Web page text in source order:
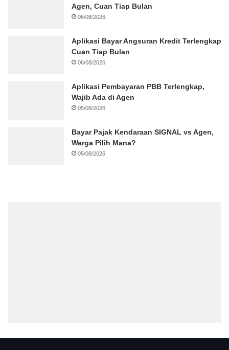
Agen, Cuan Tiap Bulan
06/08/2026
Aplikasi Bayar Angsuran Kredit Terlengkap
Cuan Tiap Bulan
06/08/2026
Aplikasi Pembayaran PBB Terlengkap,
Wajib Ada di Agen
05/08/2026
Bayar Pajak Kendaraan SIGNAL vs Agen,
Warga Pilih Mana?
05/08/2026